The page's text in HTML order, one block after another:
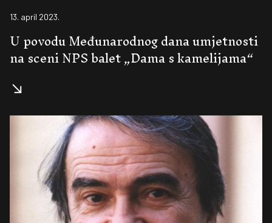
13. april 2023.
U povodu Međunarodnog dana umjetnosti
na sceni NPS balet „Dama s kamelijama“